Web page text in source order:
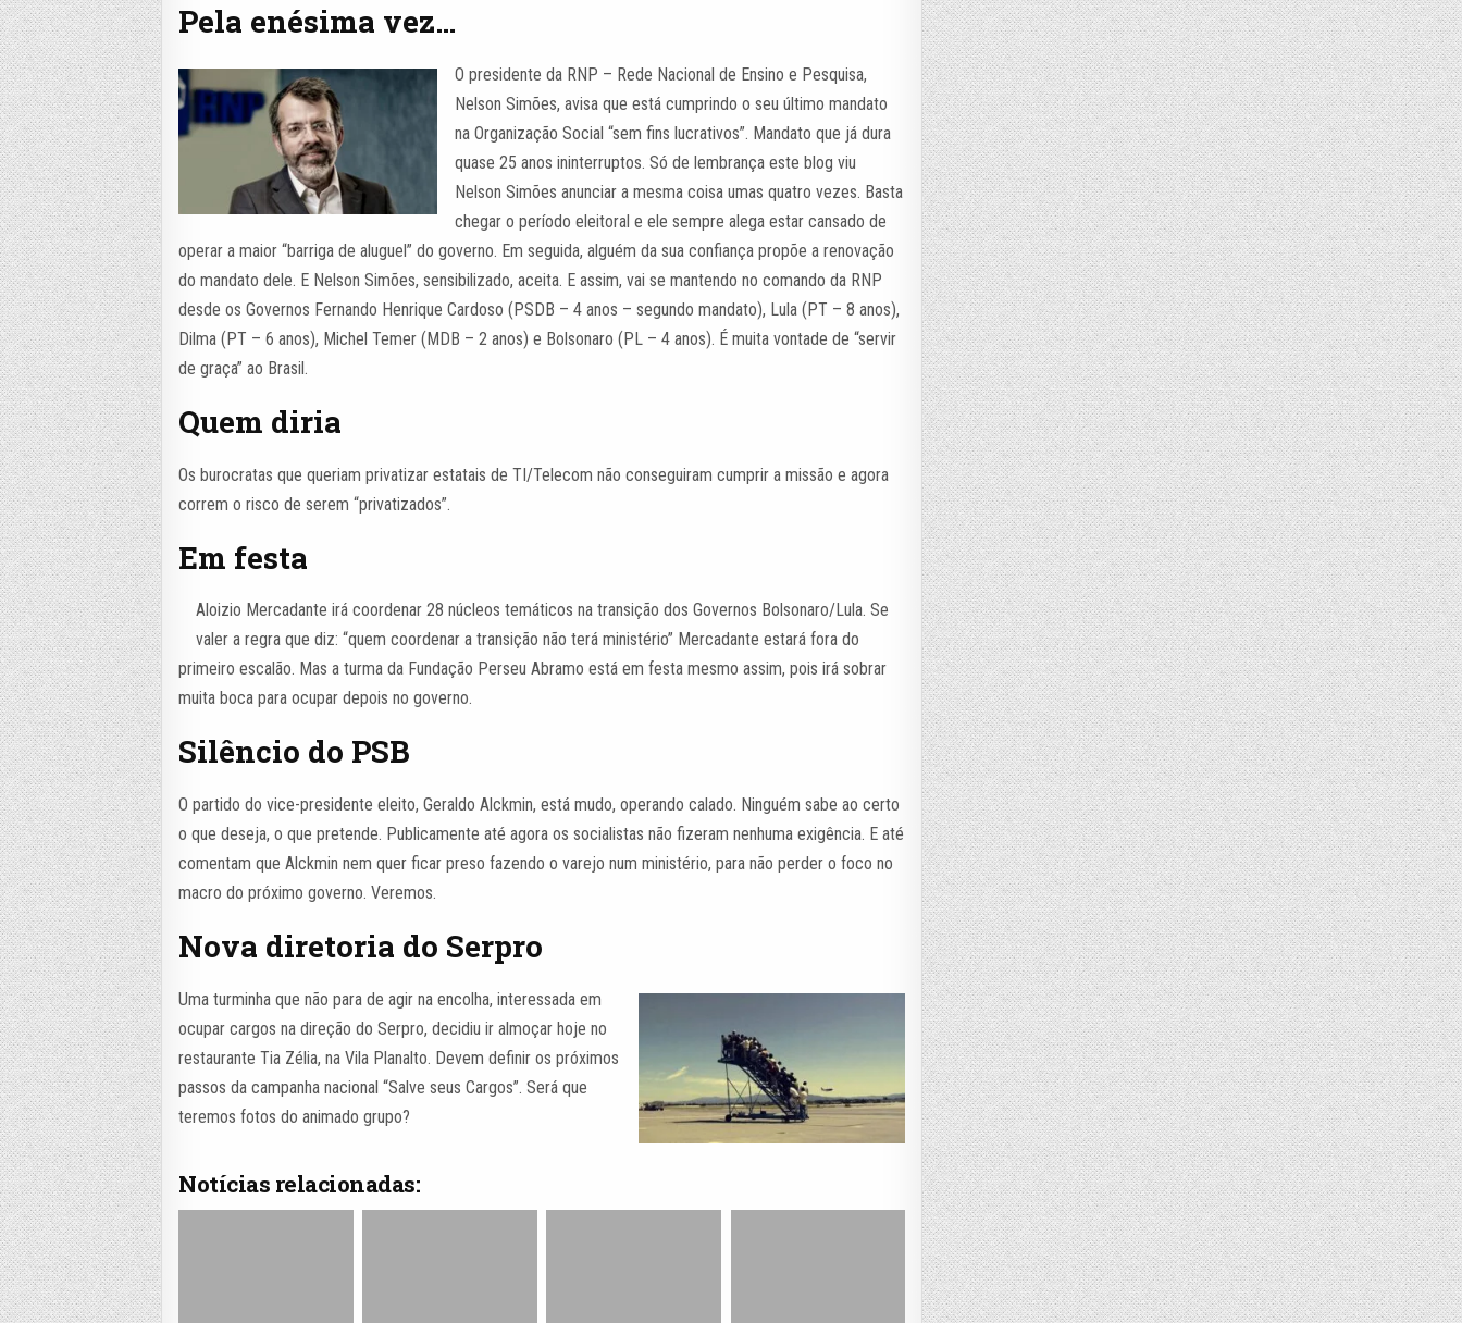
Pela enésima vez…
O presidente da RNP – Rede Nacional de Ensino e Pesquisa,
Nelson Simões, avisa que está cumprindo o seu último mandato
na Organização Social “sem fins lucrativos”. Mandato que já dura
quase 25 anos ininterruptos. Só de lembrança este blog viu
Nelson Simões anunciar a mesma coisa umas quatro vezes. Basta
chegar o período eleitoral e ele sempre alega estar cansado de
operar a maior “barriga de aluguel” do governo. Em seguida, alguém da sua confiança propõe a renovação
do mandato dele. E Nelson Simões, sensibilizado, aceita. E assim, vai se mantendo no comando da RNP
desde os Governos Fernando Henrique Cardoso (PSDB – 4 anos – segundo mandato), Lula (PT – 8 anos),
Dilma (PT – 6 anos), Michel Temer (MDB – 2 anos) e Bolsonaro (PL – 4 anos). É muita vontade de “servir
de graça” ao Brasil.
Quem diria
Os burocratas que queriam privatizar estatais de TI/Telecom não conseguiram cumprir a missão e agora
correm o risco de serem “privatizados”.
Em festa
Aloizio Mercadante irá coordenar 28 núcleos temáticos na transição dos Governos Bolsonaro/Lula. Se
valer a regra que diz: “quem coordenar a transição não terá ministério” Mercadante estará fora do
primeiro escalão. Mas a turma da Fundação Perseu Abramo está em festa mesmo assim, pois irá sobrar
muita boca para ocupar depois no governo.
Silêncio do PSB
O partido do vice-presidente eleito, Geraldo Alckmin, está mudo, operando calado. Ninguém sabe ao certo
o que deseja, o que pretende. Publicamente até agora os socialistas não fizeram nenhuma exigência. E até
comentam que Alckmin nem quer ficar preso fazendo o varejo num ministério, para não perder o foco no
macro do próximo governo. Veremos.
Nova diretoria do Serpro
Uma turminha que não para de agir na encolha, interessada em
ocupar cargos na direção do Serpro, decidiu ir almoçar hoje no
restaurante Tia Zélia, na Vila Planalto. Devem definir os próximos
passos da campanha nacional “Salve seus Cargos”. Será que
teremos fotos do animado grupo?
Notícias relacionadas: